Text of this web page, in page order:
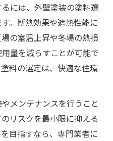
住まいを守る理由
装に必要な条件とは
しさを保つ秘訣
で耐久性を高める工夫
スサイクルを考察
装費用の節約術
な助成金の基本知識
請時に注意すべき点
には、外壁塗装の塗料選
。断熱効果や遮熱性能に
の室温上昇や冬場の熱損
量を減らすことが可能で
料の選定は、快適な住環
メンテナンスを行うこと
リスクを最小限に抑える
目指すなら、専門業者に